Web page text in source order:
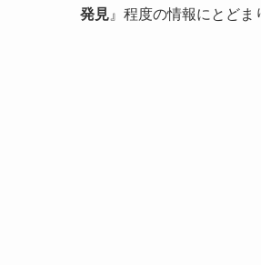
発見』程度の情報にとどま